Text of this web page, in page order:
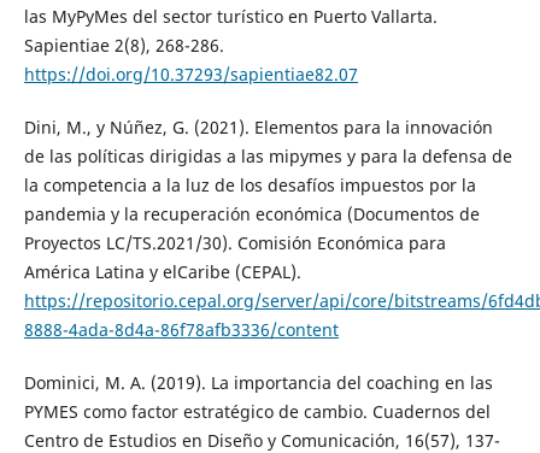
las MyPyMes del sector turístico en Puerto Vallarta.
Sapientiae 2(8), 268-286.
https://doi.org/10.37293/sapientiae82.07
Dini, M., y Núñez, G. (2021). Elementos para la innovación
de las políticas dirigidas a las mipymes y para la defensa de
la competencia a la luz de los desafíos impuestos por la
pandemia y la recuperación económica (Documentos de
Proyectos LC/TS.2021/30). Comisión Económica para
América Latina y elCaribe (CEPAL).
https://repositorio.cepal.org/server/api/core/bitstreams/
8888-4ada-8d4a-86f78afb3336/content
Dominici, M. A. (2019). La importancia del coaching en las
PYMES como factor estratégico de cambio. Cuadernos del
Centro de Estudios en Diseño y Comunicación, 16(57), 137-